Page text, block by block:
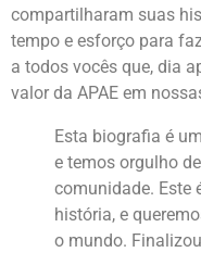
compartilharam suas
tempo e esforço para
a todos vocês que, dia
valor da APAE em
Esta biografia é
e temos orgulho
comunidade. Este
história, e
o mundo.